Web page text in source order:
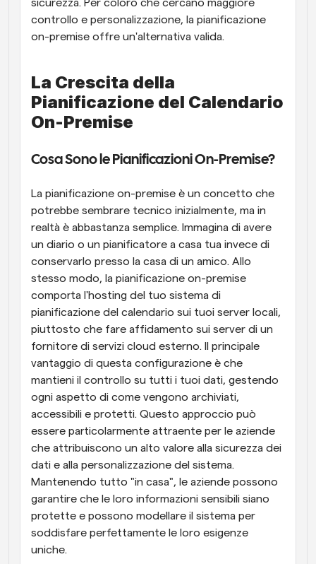
sicurezza. Per coloro che cercano maggiore
controllo e personalizzazione, la pianificazione
on-premise offre un'alternativa valida.
La Crescita della
Pianificazione del Calendario
On-Premise
Cosa Sono le Pianificazioni On-Premise?
La pianificazione on-premise è un concetto che
potrebbe sembrare tecnico inizialmente, ma in
realtà è abbastanza semplice. Immagina di avere
un diario o un pianificatore a casa tua invece di
conservarlo presso la casa di un amico. Allo
stesso modo, la pianificazione on-premise
comporta l'hosting del tuo sistema di
pianificazione del calendario sui tuoi server locali,
piuttosto che fare affidamento sui server di un
fornitore di servizi cloud esterno. Il principale
vantaggio di questa configurazione è che
mantieni il controllo su tutti i tuoi dati, gestendo
ogni aspetto di come vengono archiviati,
accessibili e protetti. Questo approccio può
essere particolarmente attraente per le aziende
che attribuiscono un alto valore alla sicurezza dei
dati e alla personalizzazione del sistema.
Mantenendo tutto "in casa", le aziende possono
garantire che le loro informazioni sensibili siano
protette e possono modellare il sistema per
soddisfare perfettamente le loro esigenze
uniche.